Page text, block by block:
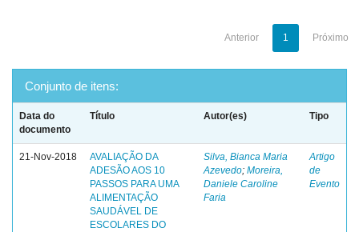
Anterior 1 Próximo
Conjunto de itens:
Data do
documento
Título Autor(es) Tipo
21-Nov-2018
AVALIAÇÃO DA
ADESÃO AOS 10
PASSOS PARA UMA
ALIMENTAÇÃO
SAUDÁVEL DE
ESCOLARES DO
Silva, Bianca Maria
Azevedo; Moreira,
Daniele Caroline
Faria
Artigo
de
Evento